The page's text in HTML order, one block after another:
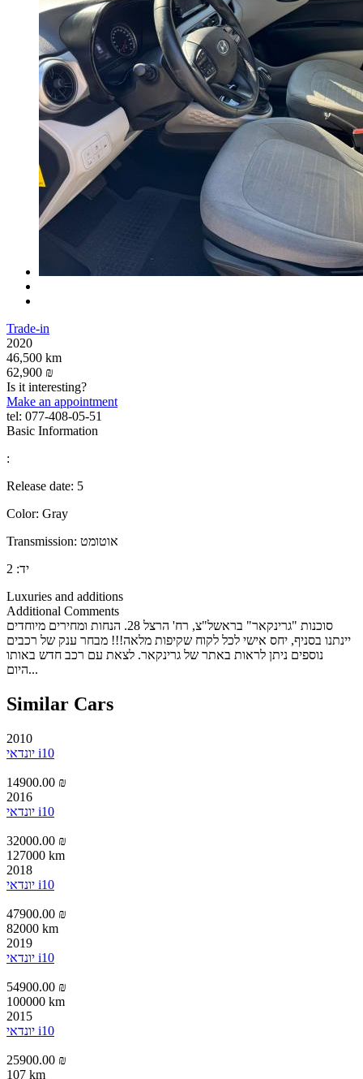
Trade-in
2020
46,500 km
62,900 ₪
Is it interesting?
Make an appointment
tel: 077-408-05-51
Basic Information
:
Release date: 5
Color: Gray
Transmission: אוטומט
יד: 2
Luxuries and additions
Additional Comments
סוכנות "גרינקאר" בראשל"צ, רח' הרצל 28. הנחות ומחירים מיוחדים
יינתנו בסניף, יחס אישי לכל לקוח שקיפות מלאה!!! מבחר ענק של רכבים
נוספים ניתן לראות באתר של גרינקאר. לצאת עם רכב חדש באותו
היום...
Similar Cars
2010
יונדאי i10
14900.00 ₪
2016
יונדאי i10
32000.00 ₪
127000 km
2018
יונדאי i10
47900.00 ₪
82000 km
2019
יונדאי i10
54900.00 ₪
100000 km
2015
יונדאי i10
25900.00 ₪
107 km